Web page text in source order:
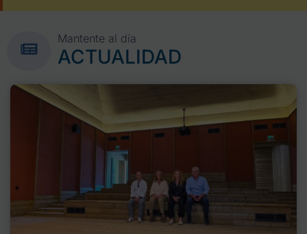
Mantente al día
ACTUALIDAD